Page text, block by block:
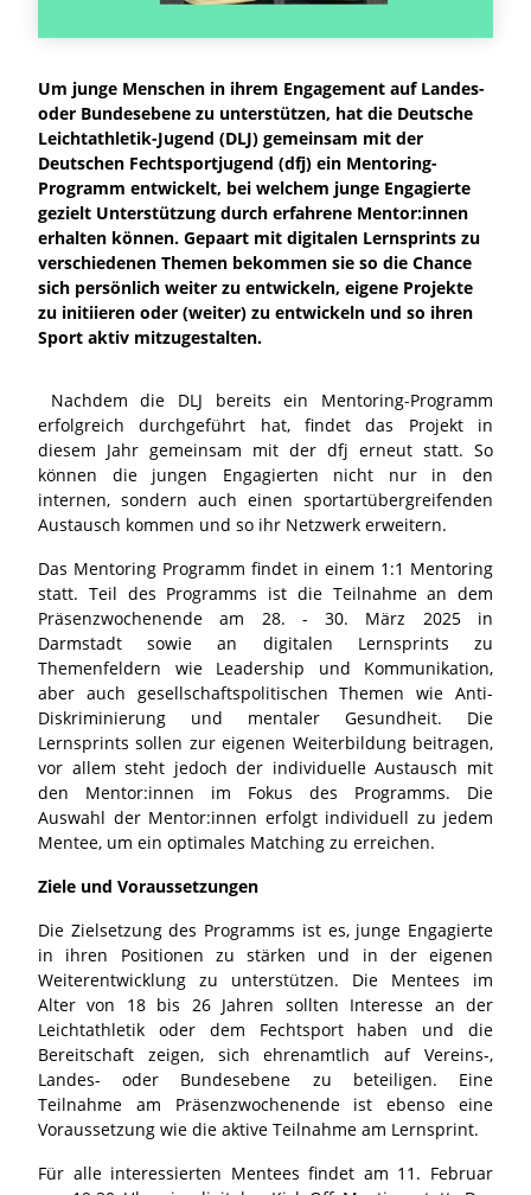
Um junge Menschen in ihrem Engagement auf Landes-
oder Bundesebene zu unterstützen, hat die Deutsche
Leichtathletik-Jugend (DLJ) gemeinsam mit der
Deutschen Fechtsportjugend (dfj) ein Mentoring-
Programm entwickelt, bei welchem junge Engagierte
gezielt Unterstützung durch erfahrene Mentor:innen
erhalten können. Gepaart mit digitalen Lernsprints zu
verschiedenen Themen bekommen sie so die Chance
sich persönlich weiter zu entwickeln, eigene Projekte
zu initiieren oder (weiter) zu entwickeln und so ihren
Sport aktiv mitzugestalten.
Nachdem die DLJ bereits ein Mentoring-Programm
erfolgreich durchgeführt hat, findet das Projekt in
diesem Jahr gemeinsam mit der dfj erneut statt. So
können die jungen Engagierten nicht nur in den
internen, sondern auch einen sportartübergreifenden
Austausch kommen und so ihr Netzwerk erweitern.
Das Mentoring Programm findet in einem 1:1 Mentoring
statt. Teil des Programms ist die Teilnahme an dem
Präsenzwochenende am 28. - 30. März 2025 in
Darmstadt sowie an digitalen Lernsprints zu
Themenfeldern wie Leadership und Kommunikation,
aber auch gesellschaftspolitischen Themen wie Anti-
Diskriminierung und mentaler Gesundheit. Die
Lernsprints sollen zur eigenen Weiterbildung beitragen,
vor allem steht jedoch der individuelle Austausch mit
den Mentor:innen im Fokus des Programms. Die
Auswahl der Mentor:innen erfolgt individuell zu jedem
Mentee, um ein optimales Matching zu erreichen.
Ziele und Voraussetzungen
Die Zielsetzung des Programms ist es, junge Engagierte
in ihren Positionen zu stärken und in der eigenen
Weiterentwicklung zu unterstützen. Die Mentees im
Alter von 18 bis 26 Jahren sollten Interesse an der
Leichtathletik oder dem Fechtsport haben und die
Bereitschaft zeigen, sich ehrenamtlich auf Vereins-,
Landes- oder Bundesebene zu beteiligen. Eine
Teilnahme am Präsenzwochenende ist ebenso eine
Voraussetzung wie die aktive Teilnahme am Lernsprint.
Für alle interessierten Mentees findet am 11. Februar